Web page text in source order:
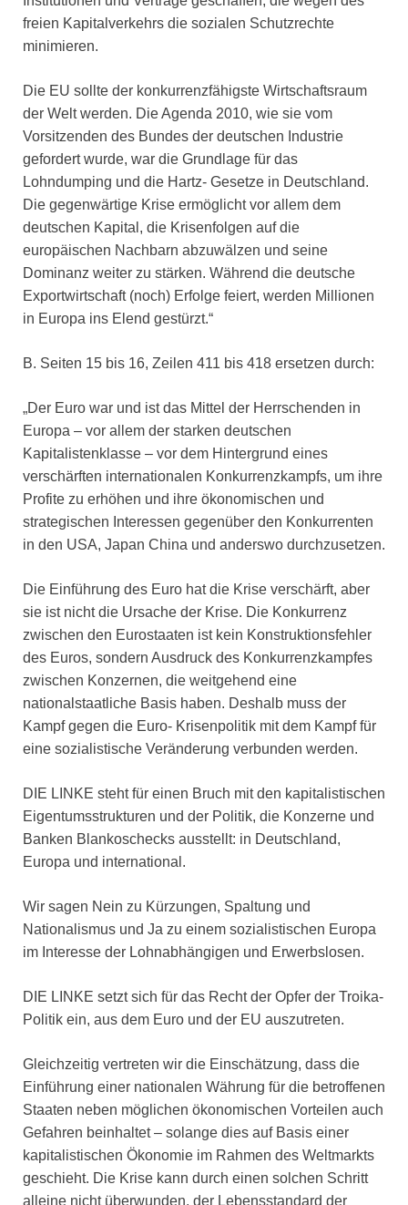
freien Kapitalverkehrs die sozialen Schutzrechte
minimieren.
Die EU sollte der konkurrenzfähigste Wirtschaftsraum
der Welt werden. Die Agenda 2010, wie sie vom
Vorsitzenden des Bundes der deutschen Industrie
gefordert wurde, war die Grundlage für das
Lohndumping und die Hartz- Gesetze in Deutschland.
Die gegenwärtige Krise ermöglicht vor allem dem
deutschen Kapital, die Krisenfolgen auf die
europäischen Nachbarn abzuwälzen und seine
Dominanz weiter zu stärken. Während die deutsche
Exportwirtschaft (noch) Erfolge feiert, werden Millionen
in Europa ins Elend gestürzt.“
B. Seiten 15 bis 16, Zeilen 411 bis 418 ersetzen durch:
„Der Euro war und ist das Mittel der Herrschenden in
Europa – vor allem der starken deutschen
Kapitalistenklasse – vor dem Hintergrund eines
verschärften internationalen Konkurrenzkampfs, um ihre
Profite zu erhöhen und ihre ökonomischen und
strategischen Interessen gegenüber den Konkurrenten
in den USA, Japan China und anderswo durchzusetzen.
Die Einführung des Euro hat die Krise verschärft, aber
sie ist nicht die Ursache der Krise. Die Konkurrenz
zwischen den Eurostaaten ist kein Konstruktionsfehler
des Euros, sondern Ausdruck des Konkurrenzkampfes
zwischen Konzernen, die weitgehend eine
nationalstaatliche Basis haben. Deshalb muss der
Kampf gegen die Euro- Krisenpolitik mit dem Kampf für
eine sozialistische Veränderung verbunden werden.
DIE LINKE steht für einen Bruch mit den kapitalistischen
Eigentumsstrukturen und der Politik, die Konzerne und
Banken Blankoschecks ausstellt: in Deutschland,
Europa und international.
Wir sagen Nein zu Kürzungen, Spaltung und
Nationalismus und Ja zu einem sozialistischen Europa
im Interesse der Lohnabhängigen und Erwerbslosen.
DIE LINKE setzt sich für das Recht der Opfer der Troika-
Politik ein, aus dem Euro und der EU auszutreten.
Gleichzeitig vertreten wir die Einschätzung, dass die
Einführung einer nationalen Währung für die betroffenen
Staaten neben möglichen ökonomischen Vorteilen auch
Gefahren beinhaltet – solange dies auf Basis einer
kapitalistischen Ökonomie im Rahmen des Weltmarkts
geschieht. Die Krise kann durch einen solchen Schritt
alleine nicht überwunden, der Lebensstandard der